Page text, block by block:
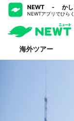
NEWT - かしこ
NEWTアプリでひらく
海外ツアー